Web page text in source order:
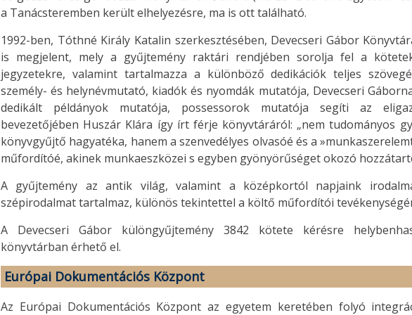
a Tanácsteremben került elhelyezésre, ma is ott található.
1992-ben, Tóthné Király Katalin szerkesztésében, Devecseri Gábor
is megjelent, mely a gyűjtemény raktári rendjében sorolja fel a
jegyzetekre, valamint tartalmazza a különböző dedikációk teljes
személy- és helynévmutató, kiadók és nyomdák mutatója, Devecseri
dedikált példányok mutatója, possessorok mutatója segíti az
bevezetőjében Huszár Klára így írt férje könyvtáráról: „nem tudományos
könyvgyűjtő hagyatéka, hanem a szenvedélyes olvasóé és a
műfordítóé, akinek munkaeszközei s egyben gyönyörűséget okozó
A gyűjtemény az antik világ, valamint a középkortól napjaink
szépirodalmat tartalmaz, különös tekintettel a költő műfordítói
A Devecseri Gábor különgyűjtemény 3842 kötete kérésre
könyvtárban érhető el.
Európai Dokumentációs Központ
Az Európai Dokumentációs Központ az egyetem keretében folyó